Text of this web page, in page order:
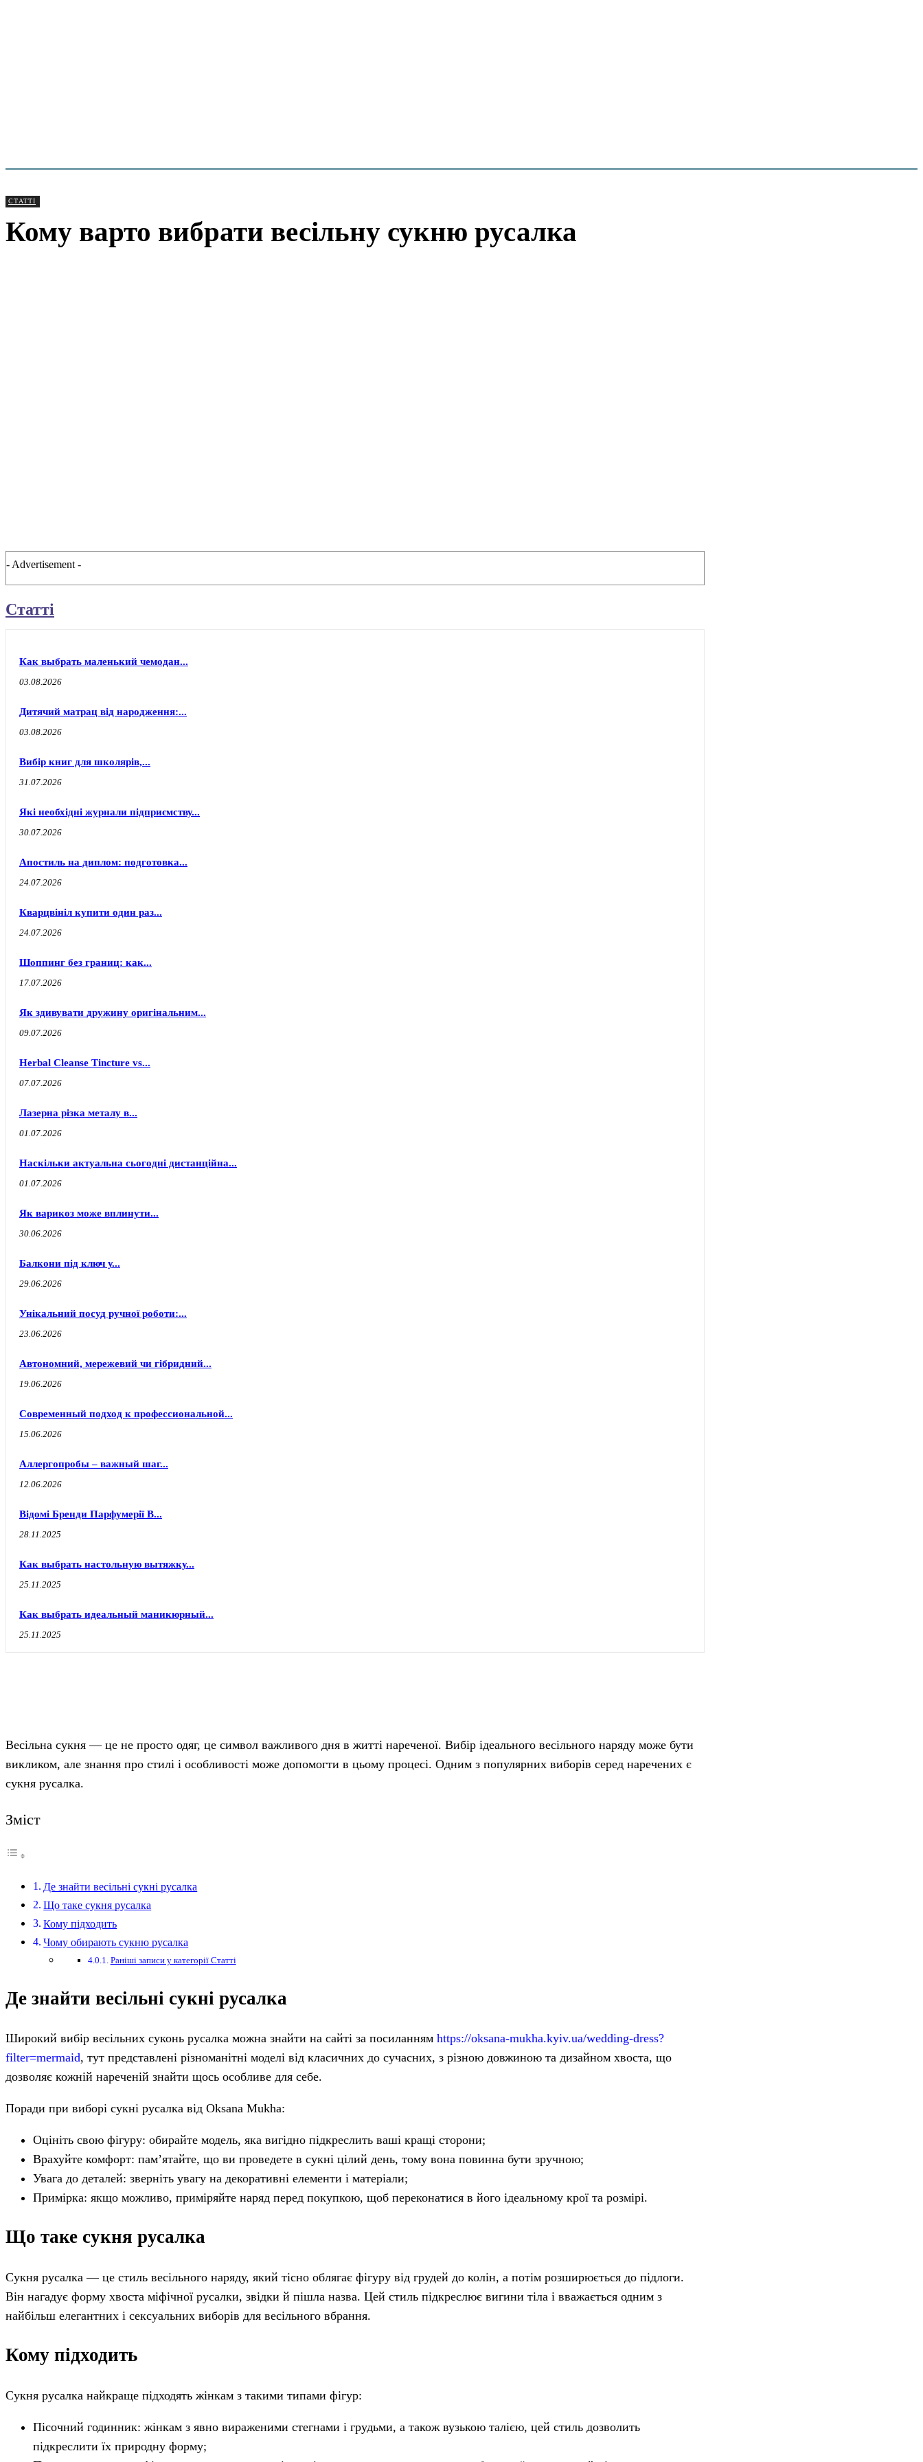
СТАТТІ
Кому варто вибрати весільну сукню русалка
- Advertisement -
Статті
Как выбрать маленький чемодан...
03.08.2026
Дитячий матрац від народження:...
03.08.2026
Вибір книг для школярів,...
31.07.2026
Які необхідні журнали підприємству...
30.07.2026
Апостиль на диплом: подготовка...
24.07.2026
Кварцвініл купити один раз...
24.07.2026
Шоппинг без границ: как...
17.07.2026
Як здивувати дружину оригінальним...
09.07.2026
Herbal Cleanse Tincture vs...
07.07.2026
Лазерна різка металу в...
01.07.2026
Наскільки актуальна сьогодні дистанційна...
01.07.2026
Як варикоз може вплинути...
30.06.2026
Балкони під ключ у...
29.06.2026
Унікальний посуд ручної роботи:...
23.06.2026
Автономний, мережевий чи гібридний...
19.06.2026
Современный подход к профессиональной...
15.06.2026
Аллергопробы – важный шаг...
12.06.2026
Відомі Бренди Парфумерії В...
28.11.2025
Как выбрать настольную вытяжку...
25.11.2025
Как выбрать идеальный маникюрный...
25.11.2025
Весільна сукня — це не просто одяг, це символ важливого дня в житті нареченої. Вибір ідеального весільного наряду може бути
викликом, але знання про стилі і особливості може допомогти в цьому процесі. Одним з популярних виборів серед наречених є
сукня русалка.
Зміст
Де знайти весільні сукні русалка
Що таке сукня русалка
Кому підходить
Чому обирають сукню русалка
Раніші записи у категорії Статті
Де знайти весільні сукні русалка
Широкий вибір весільних суконь русалка можна знайти на сайті за посиланням https://oksana-mukha.kyiv.ua/wedding-dress?
filter=mermaid, тут представлені різноманітні моделі від класичних до сучасних, з різною довжиною та дизайном хвоста, що
дозволяє кожній нареченій знайти щось особливе для себе.
Поради при виборі сукні русалка від Oksana Mukha:
Оцініть свою фігуру: обирайте модель, яка вигідно підкреслить ваші кращі сторони;
Врахуйте комфорт: пам’ятайте, що ви проведете в сукні цілий день, тому вона повинна бути зручною;
Увага до деталей: зверніть увагу на декоративні елементи і матеріали;
Примірка: якщо можливо, приміряйте наряд перед покупкою, щоб переконатися в його ідеальному крої та розмірі.
Що таке сукня русалка
Сукня русалка — це стиль весільного наряду, який тісно облягає фігуру від грудей до колін, а потім розширюється до підлоги.
Він нагадує форму хвоста міфічної русалки, звідки й пішла назва. Цей стиль підкреслює вигини тіла і вважається одним з
найбільш елегантних і сексуальних виборів для весільного вбрання.
Кому підходить
Сукня русалка найкраще підходять жінкам з такими типами фігур:
Пісочний годинник: жінкам з явно вираженими стегнами і грудьми, а також вузькою талією, цей стиль дозволить
підкреслити їх природну форму;